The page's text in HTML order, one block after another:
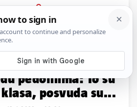
PRIJAVA
News Komentari
godina na tajnom
pedofilima: To su
posvuda su...